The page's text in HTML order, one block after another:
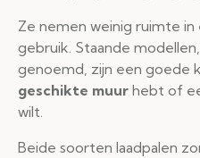
Ze nemen weinig ruimte in
gebruik. Staande
genoemd, zijn een goede
geschikte muur hebt of
wilt.
Beide soorten laadpalen